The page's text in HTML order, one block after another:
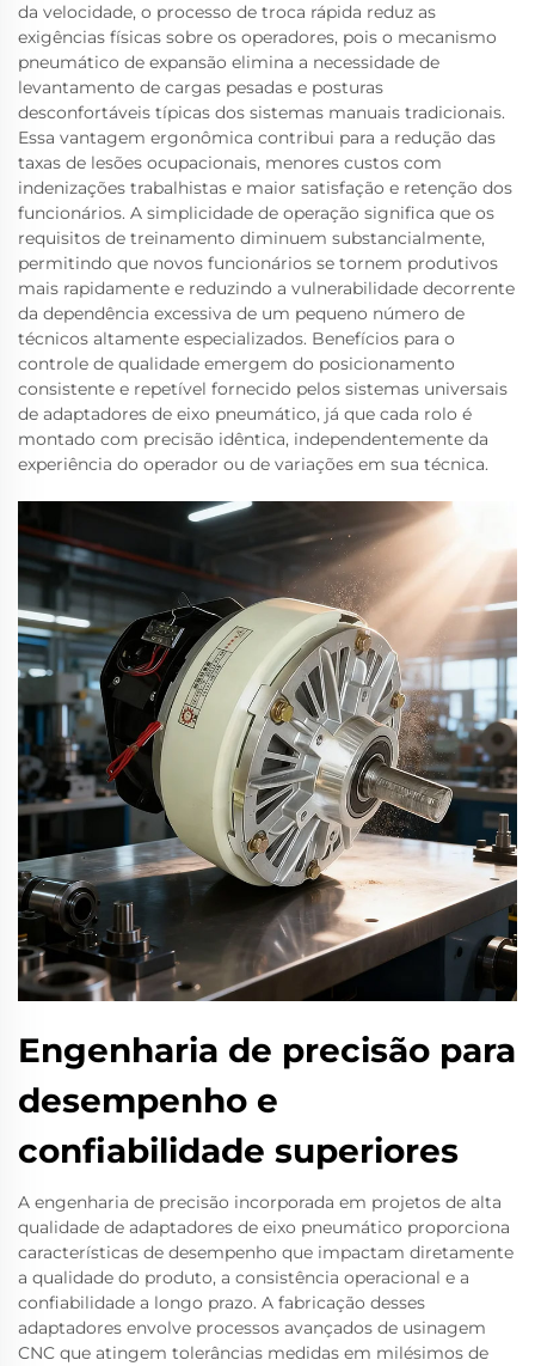
da velocidade, o processo de troca rápida reduz as
exigências físicas sobre os operadores, pois o mecanismo
pneumático de expansão elimina a necessidade de
levantamento de cargas pesadas e posturas
desconfortáveis típicas dos sistemas manuais tradicionais.
Essa vantagem ergonômica contribui para a redução das
taxas de lesões ocupacionais, menores custos com
indenizações trabalhistas e maior satisfação e retenção dos
funcionários. A simplicidade de operação significa que os
requisitos de treinamento diminuem substancialmente,
permitindo que novos funcionários se tornem produtivos
mais rapidamente e reduzindo a vulnerabilidade decorrente
da dependência excessiva de um pequeno número de
técnicos altamente especializados. Benefícios para o
controle de qualidade emergem do posicionamento
consistente e repetível fornecido pelos sistemas universais
de adaptadores de eixo pneumático, já que cada rolo é
montado com precisão idêntica, independentemente da
experiência do operador ou de variações em sua técnica.
Engenharia de precisão para
desempenho e
confiabilidade superiores
A engenharia de precisão incorporada em projetos de alta
qualidade de adaptadores de eixo pneumático proporciona
características de desempenho que impactam diretamente
a qualidade do produto, a consistência operacional e a
confiabilidade a longo prazo. A fabricação desses
adaptadores envolve processos avançados de usinagem
CNC que atingem tolerâncias medidas em milésimos de